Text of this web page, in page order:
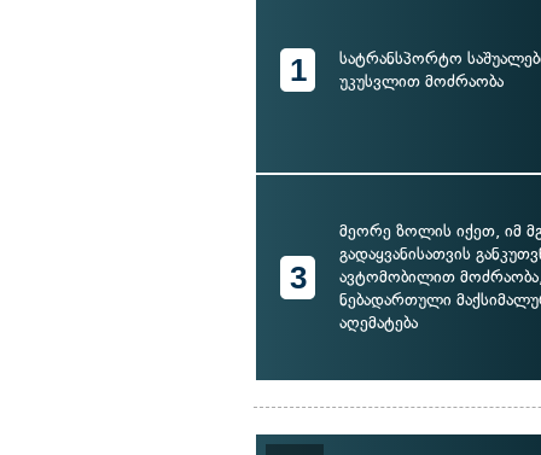
1
სატრანსპორტო
უკუსვლით მოძრაობა
3
მეორე ზოლის იქეთ, იმ
გადაყვანისათვის
ავტომობილით
ნებადართული
აღემატება